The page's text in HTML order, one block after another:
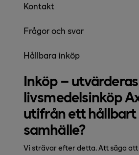
Kontakt
Frågor och svar
Hållbara inköp
Inköp –
livsmedelsinköp
utifrån ett hållbart
samhälle?
Vi strävar efter detta. Att säga